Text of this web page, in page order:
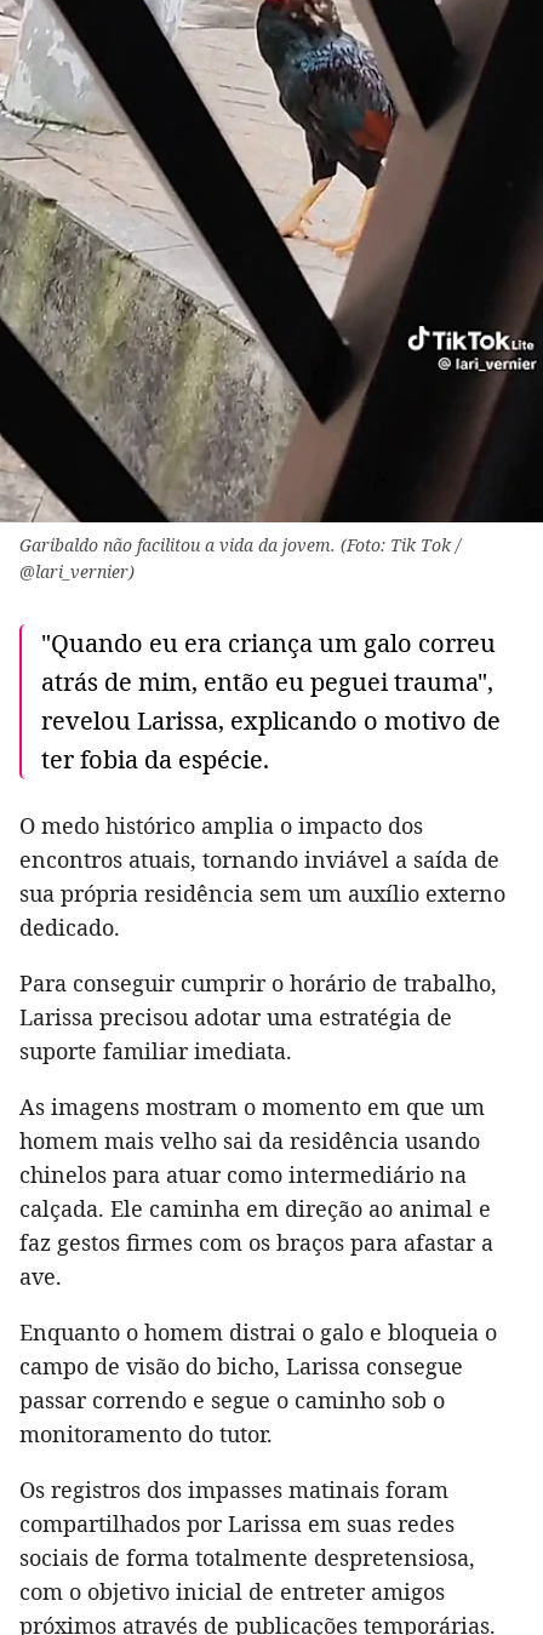
Garibaldo não facilitou a vida da jovem. (Foto: Tik Tok /
@lari_vernier)
"Quando eu era criança um galo correu
atrás de mim, então eu peguei trauma",
revelou Larissa, explicando o motivo de
ter fobia da espécie.
O medo histórico amplia o impacto dos
encontros atuais, tornando inviável a saída de
sua própria residência sem um auxílio externo
dedicado.
Para conseguir cumprir o horário de trabalho,
Larissa precisou adotar uma estratégia de
suporte familiar imediata.
As imagens mostram o momento em que um
homem mais velho sai da residência usando
chinelos para atuar como intermediário na
calçada. Ele caminha em direção ao animal e
faz gestos firmes com os braços para afastar a
ave.
Enquanto o homem distrai o galo e bloqueia o
campo de visão do bicho, Larissa consegue
passar correndo e segue o caminho sob o
monitoramento do tutor.
Os registros dos impasses matinais foram
compartilhados por Larissa em suas redes
sociais de forma totalmente despretensiosa,
com o objetivo inicial de entreter amigos
próximos através de publicações temporárias.